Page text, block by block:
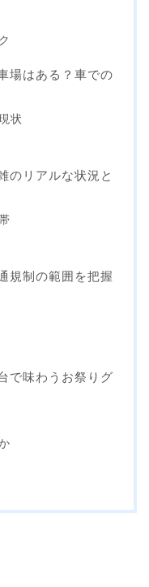
場はある？車での
状
のリアルな状況と
規制の範囲を把握
で味わうお祭りグ